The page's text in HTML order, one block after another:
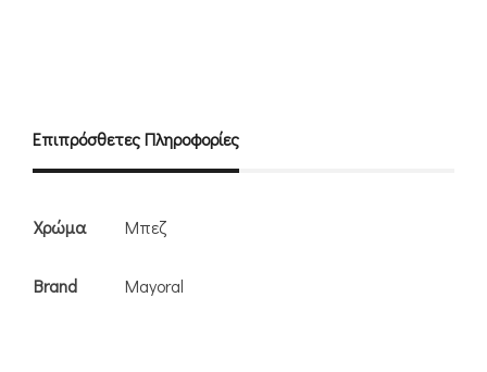
Επιπρόσθετες Πληροφορίες
Χρώμα Μπεζ
Brand Mayoral